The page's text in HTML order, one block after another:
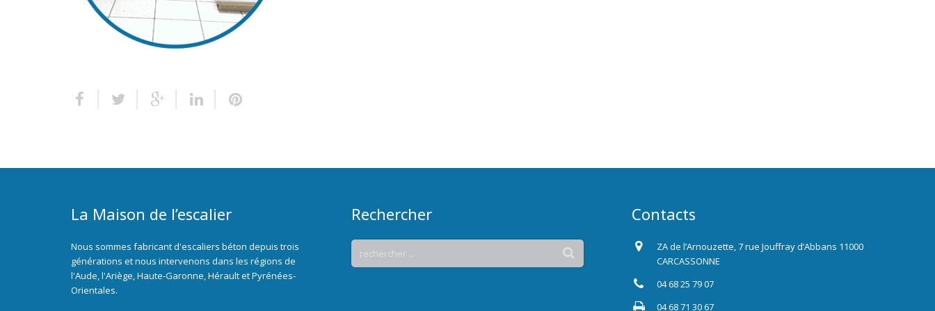
La Maison de l’escalier
Nous sommes fabricant d'escaliers béton depuis trois
générations et nous intervenons dans les régions de
l'Aude, l'Ariège, Haute-Garonne, Hérault et Pyrénées-
Orientales.
Rechercher Contacts
ZA de l’Arnouzette, 7 rue Jouffray d’Abbans 11000
CARCASSONNE
04 68 25 79 07
04 68 71 30 67